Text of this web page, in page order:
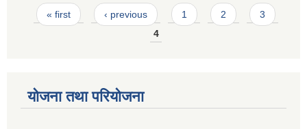
Pages
« first ‹ previous 1 2
3
4
योजना तथा परियोजना